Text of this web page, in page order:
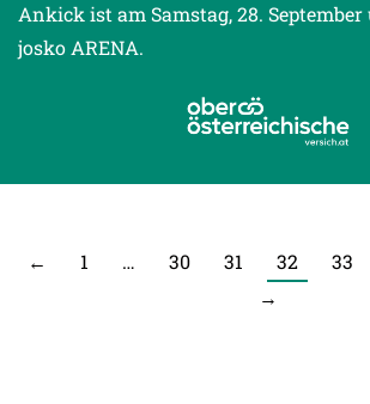
Ankick ist am Samstag, 28. September
josko ARENA.
← 1 … 30 31 32 33
→